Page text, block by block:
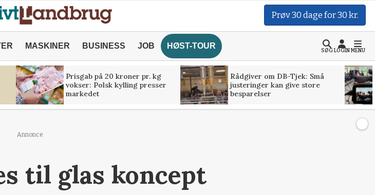
Prøv 30 dage for 30 kr.
MASKINER BUSINESS JOB HØST-TOUR
SØGLOGINMENU
Prisgab på 20 kroner pr. kg
vokser: Polsk kylling presser
markedet
Rådgiver om DB-Tjek: Små
justeringer kan give store
besparelser
Annonce
til glas koncept